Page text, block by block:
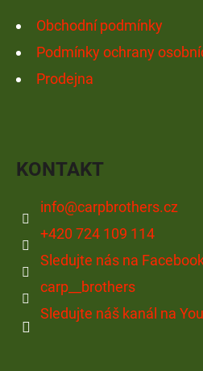
Obchodní podmínky
Podmínky ochrany
Prodejna
KONTAKT
info@carpbrothers.cz
+420 724 109 114
Sledujte nás na
carp__brothers
Sledujte náš kanál na